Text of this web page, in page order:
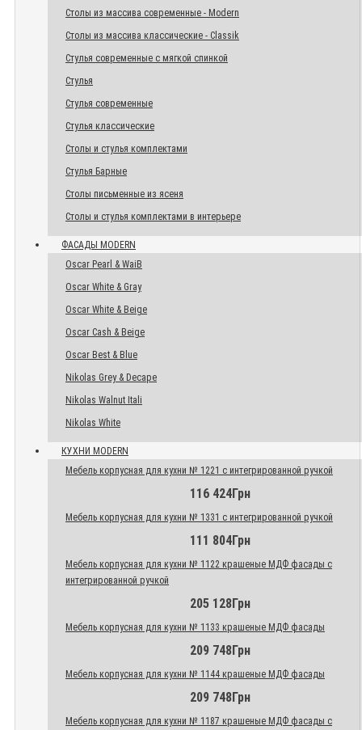
Столы из массива современные - Modern
Столы из массива классические - Classik
Стулья современные с мягкой спинкой
Стулья
Стулья современные
Стулья классические
Столы и стулья комплектами
Стулья Барные
Столы письменные из ясеня
Столы и стулья комплектами в интерьере
ФАСАДЫ MODERN
Oscar Pearl & WaiB
Oscar White & Gray
Oscar White & Beige
Oscar Cash & Beige
Oscar Best & Blue
Nikolas Grey & Decape
Nikolas Walnut Itali
Nikolas White
КУХНИ MODERN
Мебель корпусная для кухни № 1221 с интегрированной ручкой
116 424Грн
Мебель корпусная для кухни № 1331 с интегрированной ручкой
111 804Грн
Мебель корпусная для кухни № 1122 крашеные МДФ фасады с
интегрированной ручкой
205 128Грн
Мебель корпусная для кухни № 1133 крашеные МДФ фасады
209 748Грн
Мебель корпусная для кухни № 1144 крашеные МДФ фасады
209 748Грн
Мебель корпусная для кухни № 1187 крашеные МДФ фасады с